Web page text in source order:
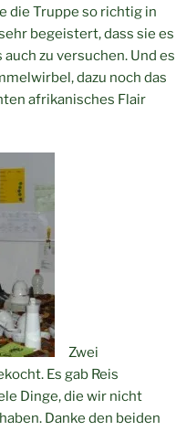
die Truppe so richtig in
begeistert, dass sie es
zu versuchen. Und es
dazu noch das
afrikanisches Flair
Zwei
Es gab Reis
Dinge, die wir nicht
Danke den beiden